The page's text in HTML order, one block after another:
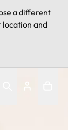
a different
location and